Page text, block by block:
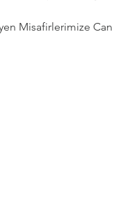
Misafirlerimize Can